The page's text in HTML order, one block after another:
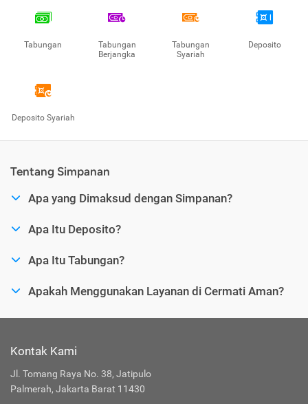
Tabungan
Tabungan
Berjangka
Tabungan
Syariah
Deposito
Deposito Syariah
Tentang Simpanan
Apa yang Dimaksud dengan Simpanan?
Apa Itu Deposito?
Apa Itu Tabungan?
Apakah Menggunakan Layanan di Cermati Aman?
Kontak Kami
Jl. Tomang Raya No. 38, Jatipulo
Palmerah, Jakarta Barat 11430